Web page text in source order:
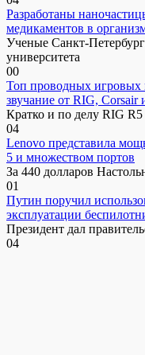
Разработаны
медикаментов в
Ученые Санкт-
университета
00
Топ проводных игровых
звучание от RIG, Corsair
Кратко и по делу RIG
04
Lenovo представила
5 и множеством портов
За 440 долларов
01
Путин поручил
эксплуатации
Президент дал
04